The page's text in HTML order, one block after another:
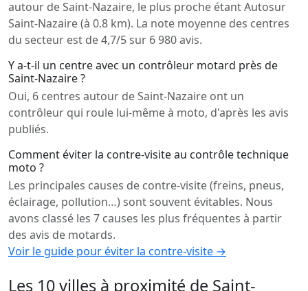
autour de Saint-Nazaire, le plus proche étant Autosur
Saint-Nazaire (à 0.8 km). La note moyenne des centres
du secteur est de 4,7/5 sur 6 980 avis.
Y a-t-il un centre avec un contrôleur motard près de
Saint-Nazaire ?
Oui, 6 centres autour de Saint-Nazaire ont un
contrôleur qui roule lui-même à moto, d'après les avis
publiés.
Comment éviter la contre-visite au contrôle technique
moto ?
Les principales causes de contre-visite (freins, pneus,
éclairage, pollution…) sont souvent évitables. Nous
avons classé les 7 causes les plus fréquentes à partir
des avis de motards.
Voir le guide pour éviter la contre-visite →
Les 10 villes à proximité de Saint-